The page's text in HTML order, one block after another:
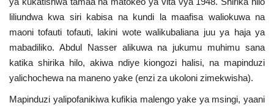
Raia wa ulimwengu mzima
Nyaraka
liliundwa kwa siri kabisa na kundi la maafisa waliokuwa na
maoni tofauti tofauti, lakini wote walikubaliana juu ya haja ya
mabadiliko. Abdul Nasser alikuwa na jukumu muhimu sana
katika shirika hilo, akiwa ndiye kiongozi halisi, na mapinduzi
yalichochewa na maneno yake (enzi za ukoloni zimekwisha).
Mapinduzi yalipofanikiwa kufikia malengo yake ya msingi, yaani